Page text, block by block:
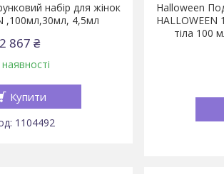
набір для жінок
,100мл,30мл, 4,5мл
2 867 ₴
Купити
1104492
Halloween
тіла 100